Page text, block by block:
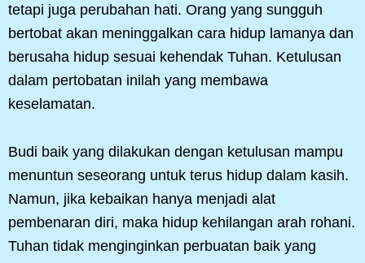
tetapi juga perubahan hati. Orang yang sungguh
bertobat akan meninggalkan cara hidup lamanya dan
berusaha hidup sesuai kehendak Tuhan. Ketulusan
dalam pertobatan inilah yang membawa
keselamatan.
Budi baik yang dilakukan dengan ketulusan mampu
menuntun seseorang untuk terus hidup dalam kasih.
Namun, jika kebaikan hanya menjadi alat
pembenaran diri, maka hidup kehilangan arah rohani.
Tuhan tidak menginginkan perbuatan baik yang